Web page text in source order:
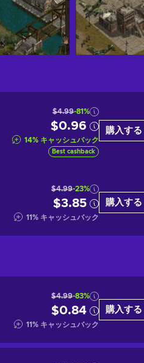
$4.99-81%
$0.96
14% キャッシュバック
Best cashback
購入する
$4.99-23%
$3.85
11% キャッシュバック
購入する
$4.99-83%
$0.84
11% キャッシュバック
購入する